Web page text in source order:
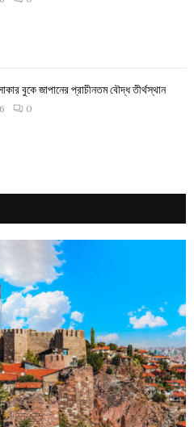
বুকে জাপানের প্রাচীনতম বৌদ্ধ তীর্থস্থান
0